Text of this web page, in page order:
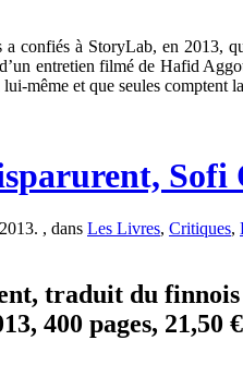
a confiés à StoryLab, en 2013,
entretien filmé de Hafid
même et que seules comptent
Sofi
, dans Les Livres, Critiques,
traduit du
400 pages, 21,50